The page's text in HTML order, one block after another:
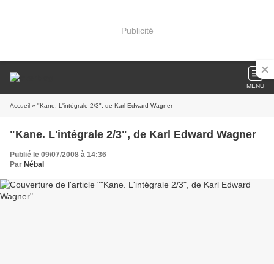
Publicité
MENU
Accueil » "Kane. L'intégrale 2/3", de Karl Edward Wagner
"Kane. L'intégrale 2/3", de Karl Edward Wagner
Publié le 09/07/2008 à 14:36
Par Nébal